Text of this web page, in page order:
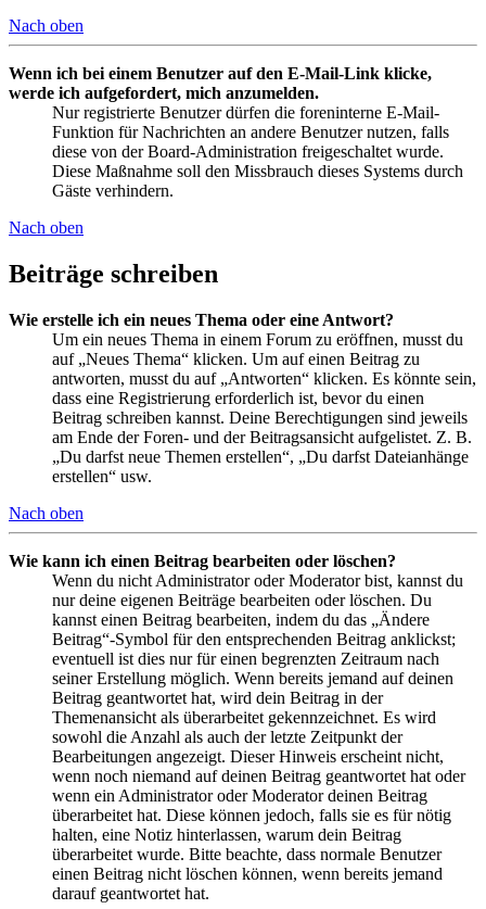
Nach oben
Wenn ich bei einem Benutzer auf den E-Mail-Link klicke,
werde ich aufgefordert, mich anzumelden.
Nur registrierte Benutzer dürfen die foreninterne E-Mail-
Funktion für Nachrichten an andere Benutzer nutzen, falls
diese von der Board-Administration freigeschaltet wurde.
Diese Maßnahme soll den Missbrauch dieses Systems durch
Gäste verhindern.
Nach oben
Beiträge schreiben
Wie erstelle ich ein neues Thema oder eine Antwort?
Um ein neues Thema in einem Forum zu eröffnen, musst du
auf „Neues Thema“ klicken. Um auf einen Beitrag zu
antworten, musst du auf „Antworten“ klicken. Es könnte sein,
dass eine Registrierung erforderlich ist, bevor du einen
Beitrag schreiben kannst. Deine Berechtigungen sind jeweils
am Ende der Foren- und der Beitragsansicht aufgelistet. Z. B.
„Du darfst neue Themen erstellen“, „Du darfst Dateianhänge
erstellen“ usw.
Nach oben
Wie kann ich einen Beitrag bearbeiten oder löschen?
Wenn du nicht Administrator oder Moderator bist, kannst du
nur deine eigenen Beiträge bearbeiten oder löschen. Du
kannst einen Beitrag bearbeiten, indem du das „Ändere
Beitrag“-Symbol für den entsprechenden Beitrag anklickst;
eventuell ist dies nur für einen begrenzten Zeitraum nach
seiner Erstellung möglich. Wenn bereits jemand auf deinen
Beitrag geantwortet hat, wird dein Beitrag in der
Themenansicht als überarbeitet gekennzeichnet. Es wird
sowohl die Anzahl als auch der letzte Zeitpunkt der
Bearbeitungen angezeigt. Dieser Hinweis erscheint nicht,
wenn noch niemand auf deinen Beitrag geantwortet hat oder
wenn ein Administrator oder Moderator deinen Beitrag
überarbeitet hat. Diese können jedoch, falls sie es für nötig
halten, eine Notiz hinterlassen, warum dein Beitrag
überarbeitet wurde. Bitte beachte, dass normale Benutzer
einen Beitrag nicht löschen können, wenn bereits jemand
darauf geantwortet hat.